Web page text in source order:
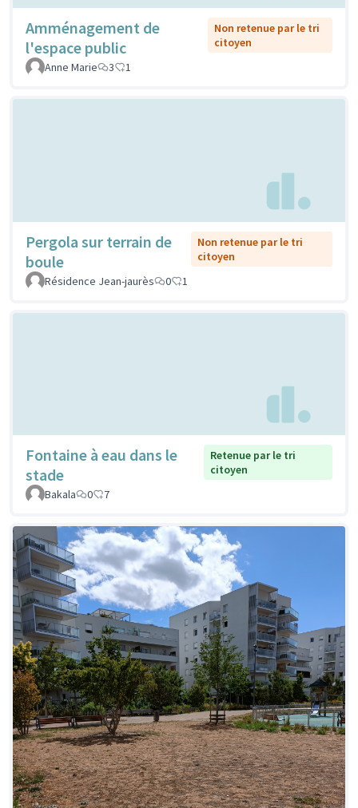
Amménagement de
l'espace public
Non retenue par le tri
citoyen
Anne Marie
3 1
Pergola sur terrain de
boule
Non retenue par le tri
citoyen
Résidence Jean-jaurès
0 1
Fontaine à eau dans le
stade
Retenue par le tri
citoyen
Bakala
0 7